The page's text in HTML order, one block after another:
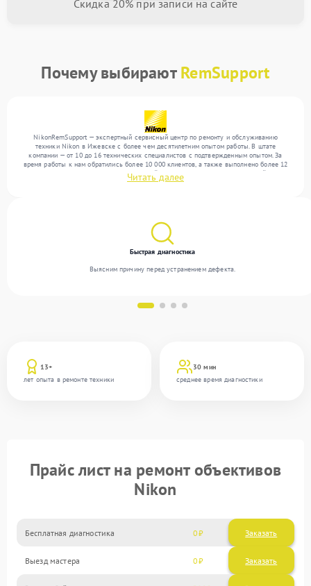
Скидка 20% при записи на сайте
Почему выбираютRemSupport
NikonRemSupport — экспертный сервисный центр по ремонту и обслуживанию
техники Nikon в Ижевске с более чем десятилетним опытом работы. В штате
компании — от 10 до 16 технических специалистов с подтвержденным опытом. За
время работы к нам обратились более 10 000 клиентов, а также выполнено более 12
000 ремонтов. Ежемесячно в сервисный центр поступает более 300 устройств,
включая , , . Мы выполняем ремонт различного уровня сложности и предлагаем
Читать далее
13+
лет опыта в ремонте техники
30 мин
среднее время диагностики
Быстрая диагностика
Выясним причину перед устранением дефекта.
Прайс лист на ремонт объективов
Nikon
Бесплатная диагностика 0 Заказать
Выезд мастера 0 Заказать